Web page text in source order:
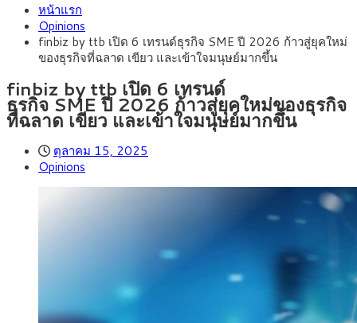
หน้ารถไฟฟ้าสงขลา โมโนเรล 12.54 กม. เชื่อมเมืองหาดใหญ่
สิงหาคม 4, 2026
รายหัวเพียง 2,618 บาท เสนอทบทวนจัดสรรงบให้สอดคล้องภาระ
งานจริง
สิงหาคม 3, 2026
33.00-33.60 ติดตามข้อมูลจ้างงานสหรัฐฯ
สิงหาคม 1, 2026 “เอกนิติ” เปิดเครื่องยนต์เศรษฐกิจใหม่ของไทย
เดินหน้า 5 ยุทธศาสตร์ รื้อโครงสร้างเศรษฐกิจ ดันไทยโตเต็ม
ศักยภาพ
กรกฎาคม 27, 2026 ภัยเงียบใกล้ตัวเด็ก LSD “แสตมป์เมา” ยาเสพ
ติดลายการ์ตูน กรมศุลกากร เตือนผู้ปกครองเฝ้าระวัง หลังยึดล็อต
ใหญ่จากเยอรมนี
หน้าแรก
Opinions
finbiz by ttb เปิด 6 เทรนด์ธุรกิจ SME ปี 2026 ก้าวสู่ยุคใหม่
ของธุรกิจที่ฉลาด เขียว และเข้าใจมนุษย์มากขึ้น
finbiz by ttb เปิด 6 เทรนด์
ธุรกิจ SME ปี 2026 ก้าวสู่ยุคใหม่ของธุรกิจ
ที่ฉลาด เขียว และเข้าใจมนุษย์มากขึ้น
ตุลาคม 15, 2025
Opinions